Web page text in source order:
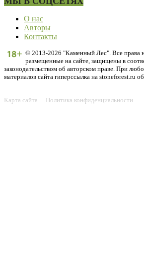
О нас
Авторы
Контакты
© 2013-2026 "Каменный Лес". Все права
размещенные на сайте, защищены в
законодательством об авторском праве. При
материалов сайта гиперссылка на stoneforest.ru
Карта сайта Политика конфиденциальности